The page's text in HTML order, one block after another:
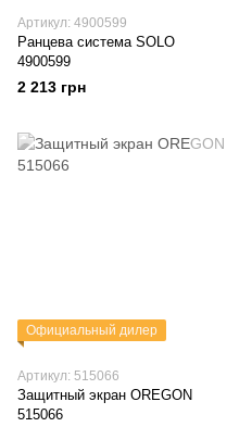
Артикул: 4900599
Ранцева система SOLO
4900599
2 213 грн
Официальный дилер
Артикул: 515066
Защитный экран OREGON
515066